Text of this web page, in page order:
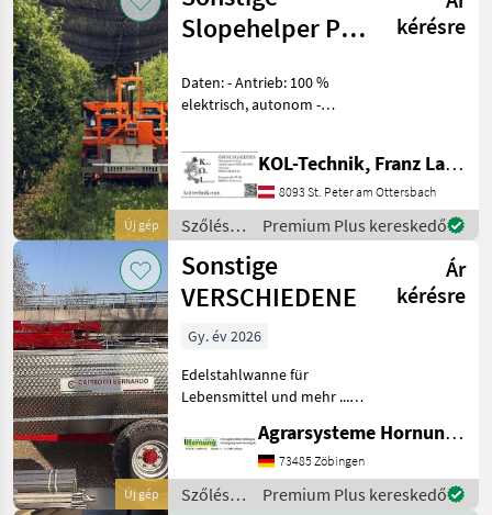
Új gép
Slopehelper PeK
kérésre
Daten: - Antrieb: 100 %
elektrisch, autonom -
(TeroAir-App) - Navigation:
GNSS RTK optional + lokale
Referenz - Bordspannung:
48 V (bis 55 V)
KOL-Technik, Franz Lampl-Küssner
8093 St. Peter am Ottersbach
Szőlészeti
gépek /
Sonstige
Premium Plus kereskedő
Új gép
Sonstige
VERSCHIEDENE
Ár
kérésre
Gy. év 2026
Edelstahlwanne für
Lebensmittel und mehr ...
Tridem Zweiachser mit
Drehschemel Sagen Sie uns
was Sie möchten Größe /
Breifung / Zubehör, dann
Agrarsysteme Hornung GmbH & Co. KG
73485 Zöbingen
Szőlészeti
Premium Plus kereskedő